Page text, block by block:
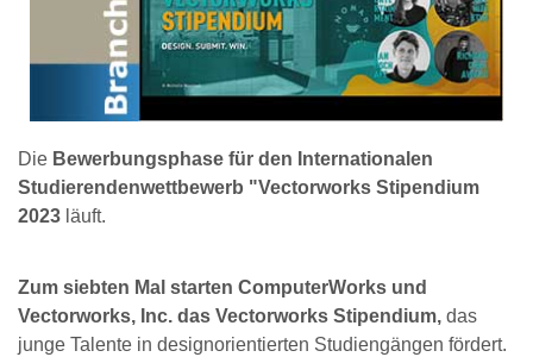
Die Bewerbungsphase für den Internationalen
Studierendenwettbewerb "Vectorworks Stipendium
2023 läuft.
Zum siebten Mal starten ComputerWorks und
Vectorworks, Inc. das Vectorworks Stipendium, das
junge Talente in designorientierten Studiengängen fördert.